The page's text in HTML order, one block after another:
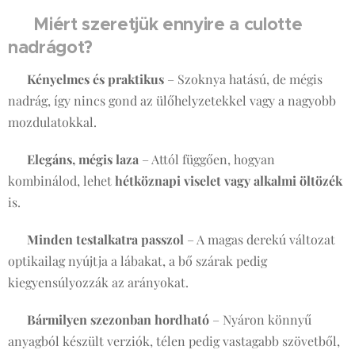
Miért szeretjük ennyire a culotte
nadrágot?
Kényelmes és praktikus – Szoknya hatású, de mégis
nadrág, így nincs gond az ülőhelyzetekkel vagy a nagyobb
mozdulatokkal.
Elegáns, mégis laza – Attól függően, hogyan
kombinálod, lehethétköznapi viselet vagy alkalmi öltözék
is.
Minden testalkatra passzol – A magas derekú változat
optikailag nyújtja a lábakat, a bő szárak pedig
kiegyensúlyozzák az arányokat.
Bármilyen szezonban hordható – Nyáron könnyű
anyagból készült verziók, télen pedig vastagabb szövetből,